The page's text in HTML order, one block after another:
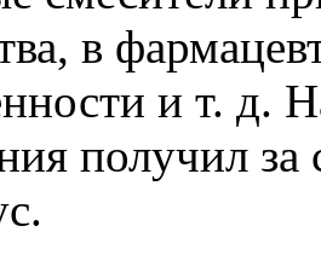
в
и т. д.
получил